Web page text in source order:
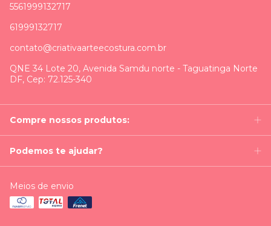
5561999132717
61999132717
contato@criativaarteecostura.com.br
QNE 34 Lote 20, Avenida Samdu norte - Taguatinga Norte
DF, Cep: 72.125-340
Compre nossos produtos:
Podemos te ajudar?
Meios de envio